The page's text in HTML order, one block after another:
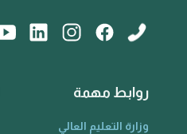
روابط مهمة
وزارة التعليم العالي